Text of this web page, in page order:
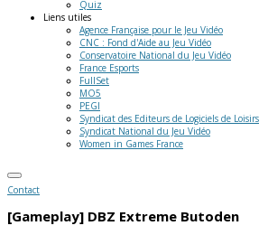
Quiz
Liens utiles
Agence Française pour le Jeu Vidéo
CNC : Fond d'Aide au Jeu Vidéo
Conservatoire National du Jeu Vidéo
France Esports
FullSet
MO5
PEGI
Syndicat des Editeurs de Logiciels de Loisirs
Syndicat National du Jeu Vidéo
Women in Games France
Contact
[Gameplay] DBZ Extreme Butoden